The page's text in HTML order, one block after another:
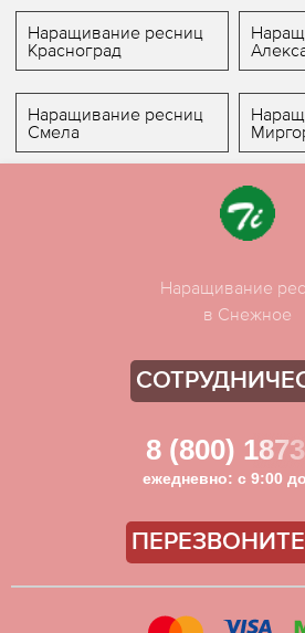
Наращивание ресниц
Красноград
Наращивание ресниц
Смела
Наращивание
в Снежное
8 (800)
ежедневно: с 9:00